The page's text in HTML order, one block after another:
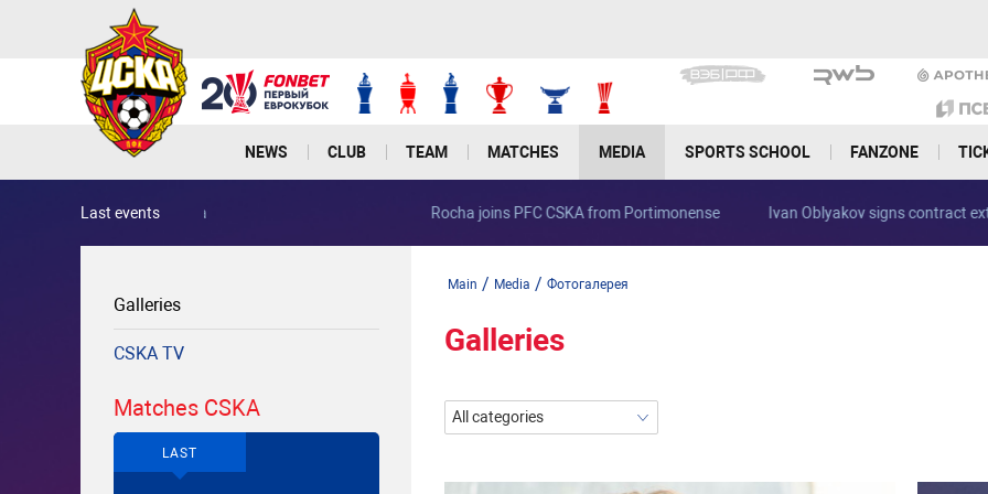
NEWS CLUB TEAM MATCHES MEDIA SPORTS SCHOOL FANZONE
Last events Rocha joins PFC CSKA from Portimonense Ivan Oblyakov signs contract extension Konyukhov
Galleries
CSKA TV
Matches CSKA
LAST
Main / Media / Фотогалерея
Galleries
All categories